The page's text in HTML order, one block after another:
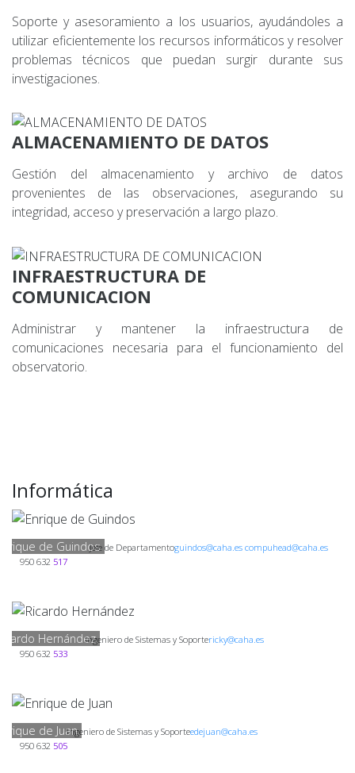
Soporte y asesoramiento a los usuarios, ayudándoles a
utilizar eficientemente los recursos informáticos y resolver
problemas técnicos que puedan surgir durante sus
investigaciones.
ALMACENAMIENTO DE DATOS
Gestión del almacenamiento y archivo de datos
provenientes de las observaciones, asegurando su
integridad, acceso y preservación a largo plazo.
INFRAESTRUCTURA DE
COMUNICACION
Administrar y mantener la infraestructura de
comunicaciones necesaria para el funcionamiento del
observatorio.
Informática
de GuindosJefe de Departamentoguindos@caha.es compuhead@caha.es
950 632 517
HernándezIngeniero de Sistemas y Soportericky@caha.es
950 632 533
de JuanIngeniero de Sistemas y Soporteedejuan@caha.es
950 632 505